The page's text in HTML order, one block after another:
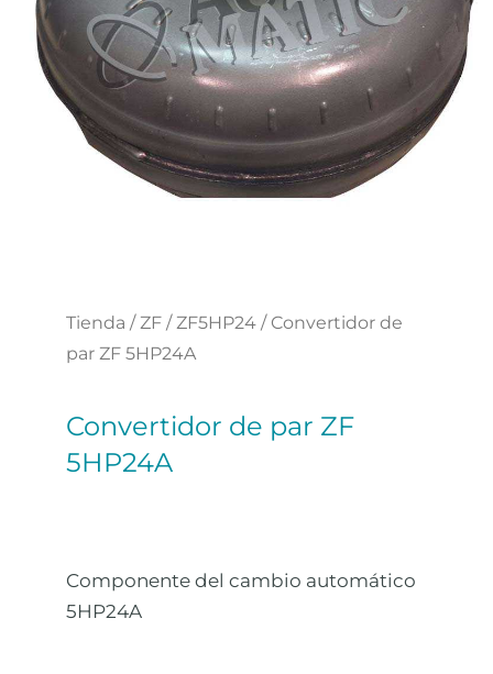
Tienda / ZF / ZF5HP24 / Convertidor de
par ZF 5HP24A
Convertidor de par ZF
5HP24A
Componente del cambio automático
5HP24A